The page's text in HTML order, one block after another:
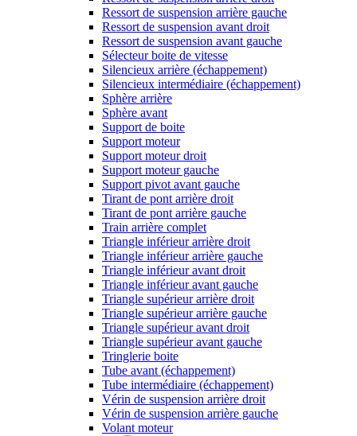
Ressort de suspension arrière gauche
Ressort de suspension avant droit
Ressort de suspension avant gauche
Sélecteur boite de vitesse
Silencieux arrière (échappement)
Silencieux intermédiaire (échappement)
Sphère arrière
Sphère avant
Support de boite
Support moteur
Support moteur droit
Support moteur gauche
Support pivot avant gauche
Tirant de pont arrière droit
Tirant de pont arrière gauche
Train arrière complet
Triangle inférieur arrière droit
Triangle inférieur arrière gauche
Triangle inférieur avant droit
Triangle inférieur avant gauche
Triangle supérieur arrière droit
Triangle supérieur arrière gauche
Triangle supérieur avant droit
Triangle supérieur avant gauche
Tringlerie boite
Tube avant (échappement)
Tube intermédiaire (échappement)
Vérin de suspension arrière droit
Vérin de suspension arrière gauche
Volant moteur